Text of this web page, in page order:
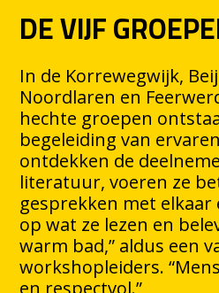
DE VIJF
In de Korrewegwijk,
Noordlaren en
hechte groepen
begeleiding van
ontdekken de
literatuur, voeren ze
gesprekken met elkaar
op wat ze lezen en
warm bad,” aldus een
workshopleiders.
en respectvol.”